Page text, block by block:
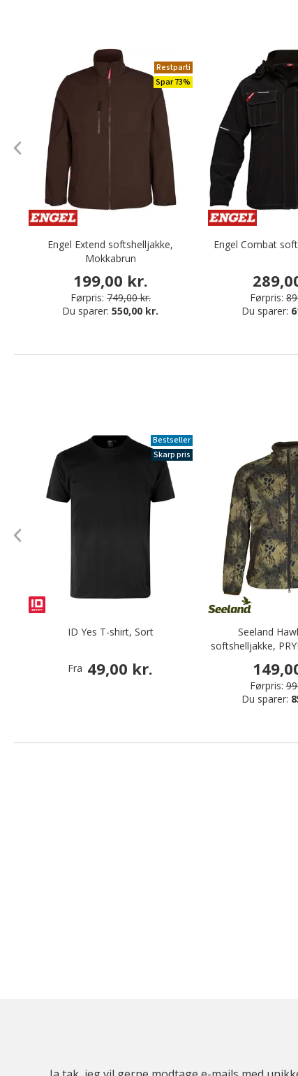
Restparti
Spar 73%
Engel Extend softshelljakke,
Mokkabrun
199,00 kr.
Førpris: 749,00 kr.
Du sparer:550,00 kr.
Engel Combat
Førpris:
Du sparer:
Bestseller
Skarp pris
ID Yes T-shirt, Sort
Fra 49,00 kr.
Seeland
softshelljakke,
Førpris:
Du sparer: